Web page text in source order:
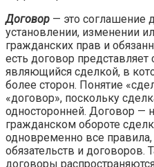
Договор — это соглашение
установлении, изменении
гражданских прав и
есть договор
являющийся сделкой, в
более сторон. Понятие
«договор», поскольку
односторонней. Договор —
гражданском обороте
одновременно все
обязательств и договоров.
договоры